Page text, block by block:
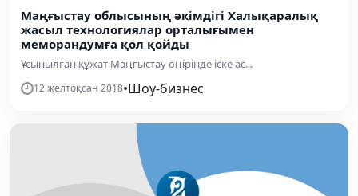
Маңғыстау облысының әкімдігі Халықаралық
жасыл технологиялар орталығымен
меморандумға қол қойды
Ұсынылған құжат Маңғыстау өңірінде іске ас...
12 желтоқсан 2018•Шоу-бизнес